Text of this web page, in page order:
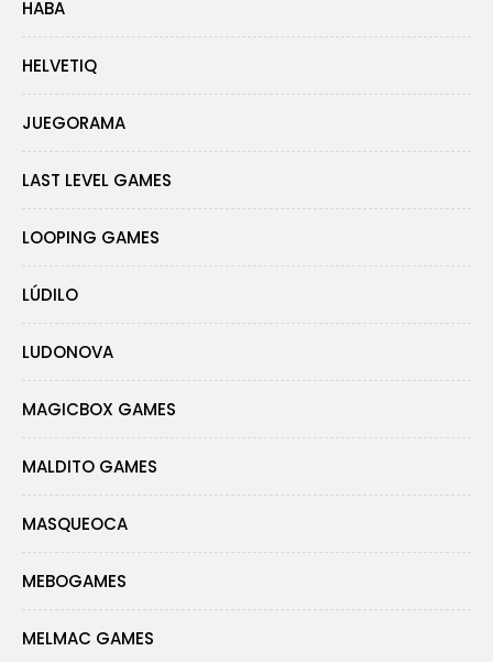
HABA
HELVETIQ
JUEGORAMA
LAST LEVEL GAMES
LOOPING GAMES
LÚDILO
LUDONOVA
MAGICBOX GAMES
MALDITO GAMES
MASQUEOCA
MEBOGAMES
MELMAC GAMES